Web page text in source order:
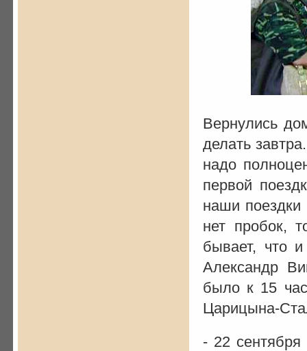
Вернулись
делать
надо
первой
наши
нет пробок,
бывает, что
Александр
было к 15
Царицына-
- 22 сентября